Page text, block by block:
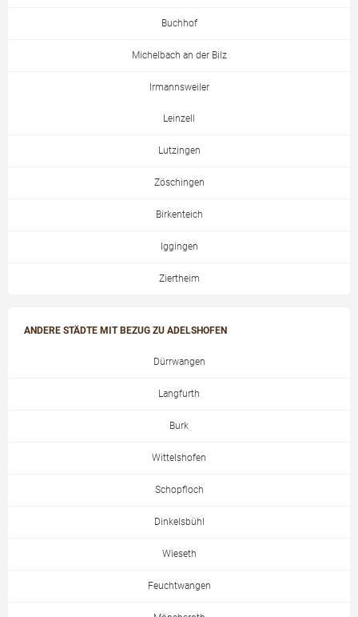
Buchhof
Michelbach an der Bilz
Irmannsweiler
Leinzell
Lutzingen
Zöschingen
Birkenteich
Iggingen
Ziertheim
ANDERE STÄDTE MIT BEZUG ZU ADELSHOFEN
Dürrwangen
Langfurth
Burk
Wittelshofen
Schopfloch
Dinkelsbühl
Wieseth
Feuchtwangen